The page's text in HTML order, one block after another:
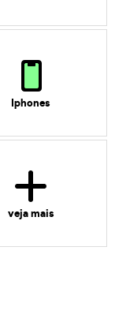
Iphones
veja mais